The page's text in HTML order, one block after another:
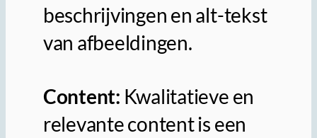
beschrijvingen en alt-tekst
van afbeeldingen.
Content: Kwalitatieve en
relevante content is een